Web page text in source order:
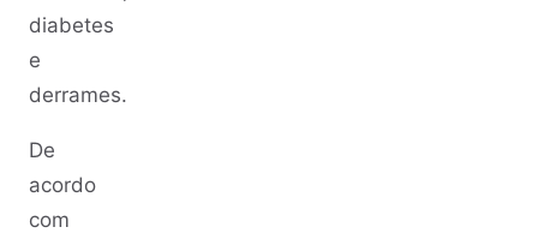
diabetes
e
derrames.
De
acordo
com